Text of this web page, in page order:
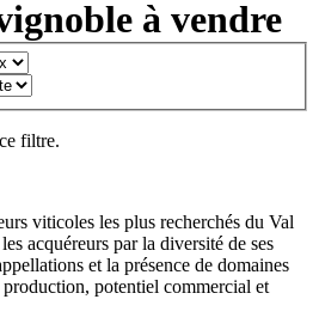
à vendre
filtre.
viticoles les plus recherchés du Val
acquéreurs par la diversité de ses
et la présence de domaines
production, potentiel commercial et